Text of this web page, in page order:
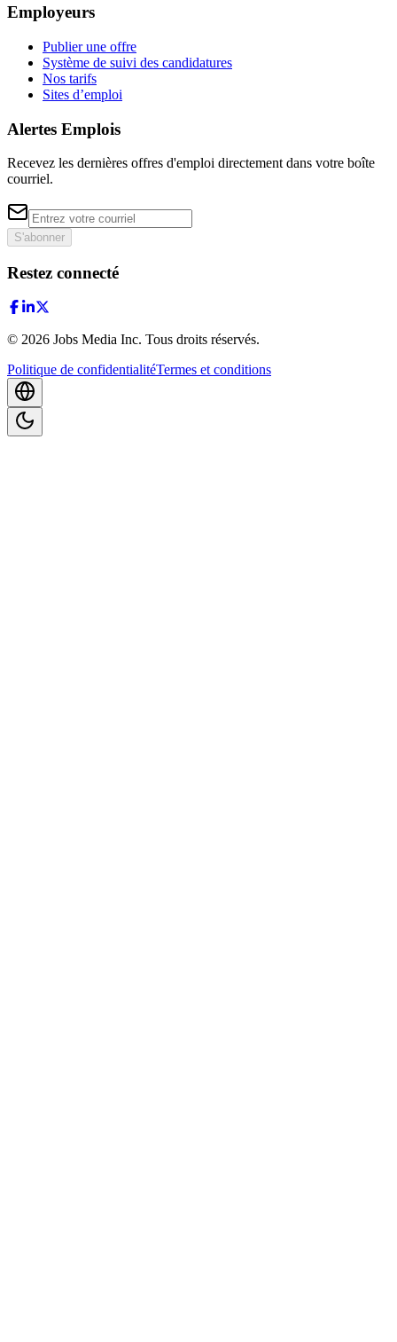
Employeurs
Publier une offre
Système de suivi des candidatures
Nos tarifs
Sites d’emploi
Alertes Emplois
Recevez les dernières offres d'emploi directement dans votre boîte
courriel.
S'abonner
Restez connecté
© 2026 Jobs Media Inc. Tous droits réservés.
Politique de confidentialitéTermes et conditions